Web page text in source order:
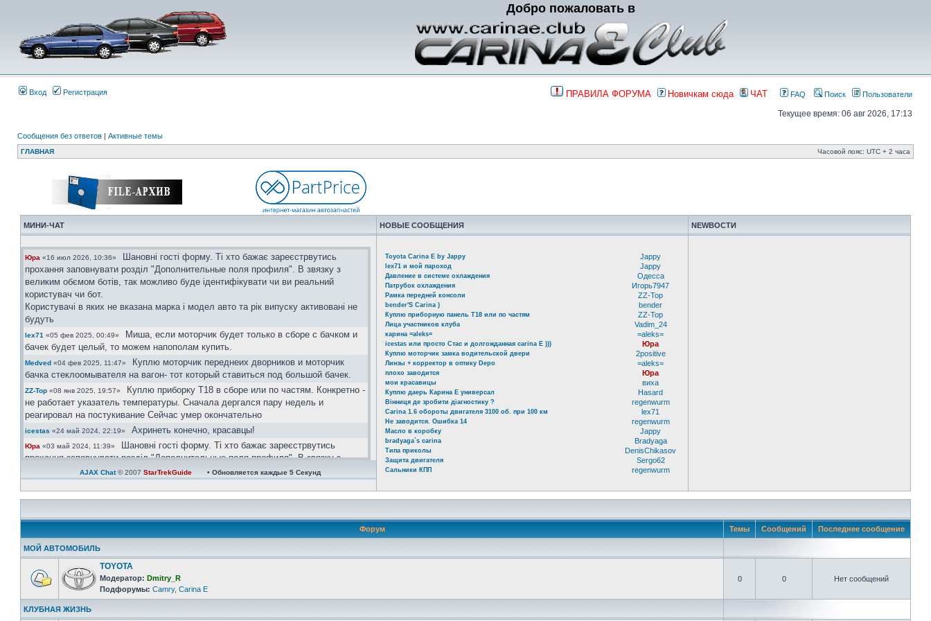
Добро пожаловать в
Вход Регистрация ПРАВИЛА ФОРУМА Новичкам сюда ЧАТ FAQ Поиск Пользователи
Текущее время: 06 авг 2026, 17:13
Сообщения без ответов | Активные темы
ГЛАВНАЯ Часовой пояс: UTC + 2 часа
МИНИ-ЧАТ НОВЫЕ СООБЩЕНИЯ NEWВОСТИ
Юра «16 июл 2026, 10:36»
Шановні гості форму. Ті хто бажає зареєстрвутись
прохання заповнувати розділ "Дополнительные поля профиля". В звязку з
великим обємом ботів, так можливо буде ідентифікувати чи ви реальний
користувач чи бот.
Користувачі в яких не вказана марка і модел авто та рік випуску активовані не
будуть
lex71 «05 фев 2025, 00:49»
Миша, если моторчик будет только в сборе с бачком и
бачек будет целый, то можем напополам купить.
Medved «04 фев 2025, 11:47»
Куплю моторчик переднеих дворников и моторчик
бачка стеклоомывателя на вагон- тот который ставиться под большой бачек.
ZZ-Top «08 янв 2025, 19:57»
Куплю приборку Т18 в сборе или по частям. Конкретно -
не работает указатель температуры. Сначала дергался пару недель и
реагировал на постукивание Сейчас умер окончательно
icestas «24 май 2024, 22:19» Ахринеть конечно, красавцы!
Юра «03 май 2024, 11:39»
Шановні гості форму. Ті хто бажає зареєстрвутись
прохання заповнувати розділ "Дополнительные поля профиля". В звязку з
великим обємом ботів, так можливо буде ідентифікувати чи ви реальний
користувач чи бот.
Юра«08 апр 2024, 21:08»https://invite.viber.com/?g2=AQAtPOOoAP ... zA&lang=ru
Юра«08 апр 2024, 21:06»велкам)))
Зараз всі у групі вайбер
Одесса «07 апр 2024, 21:31»Ау люди! Наверно кариноводов не осталось!!! 2 года
тишина
AJAX Chat© 2007 StarTrekGuide • Обновляется каждые 5Секунд
Toyota Carina E by Jappy Jappy
lex71 и мой пароход Jappy
Давление в системе охлаждения Одесса
Патрубок охлаждения Игорь7947
Рамка передней консоли ZZ-Top
bender'S Carina ) bender
Куплю приборную панель Т18 или по частям ZZ-Top
Лица участников клуба Vadim_24
карина =aleks= =aleks=
icestas или просто Стас и долгожданная carina E ))) Юра
Куплю моторчик замка водительской двери 2positive
Линзы + корректор в оптику Depo =aleks=
плохо заводится Юра
мои красавицы виха
Куплю даерь Карина Е универсал Hasard
Вінниця де зробити діагностику ? regenwurm
Carina 1.6 обороты двигателя 3100 об. при 100 км lex71
Не заводится. Ошибка 14 regenwurm
Масло в коробку Jappy
bradyaga`s carina Bradyaga
Типа приколы DenisChikasov
Защита двигателя Sergo62
Сальники КПП regenwurm
Форум Темы Сообщений Последнее сообщение
МОЙ АВТОМОБИЛЬ
TOYOTA
Модератор: Dmitry_R
Подфорумы: Camry, Carina E
0 0 Нет сообщений
КЛУБНАЯ ЖИЗНЬ